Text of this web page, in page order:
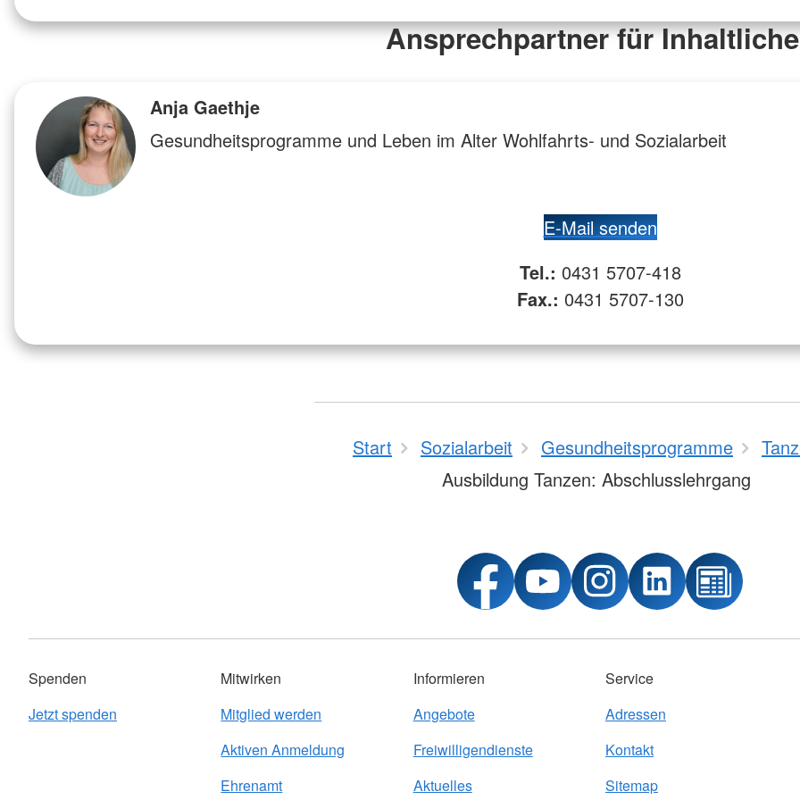
Ansprechpartner für
Anja Gaethje
Gesundheitsprogramme und Leben im Alter Wohlfahrts- und Sozialarbeit
E-Mail senden
Tel.: 0431 5707-418
Fax.: 0431 5707-130
Start Sozialarbeit Gesundheitsprogramme
Ausbildung Tanzen: Abschlusslehrgang
Spenden
Jetzt spenden
Mitwirken
Mitglied werden
Aktiven Anmeldung
Ehrenamt
Informieren
Angebote
Freiwilligendienste
Aktuelles
Service
Adressen
Kontakt
Sitemap